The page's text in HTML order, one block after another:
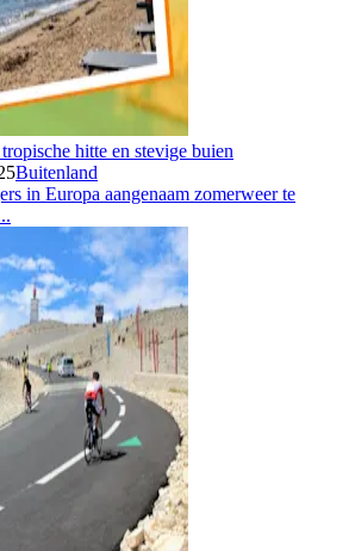
hitte en stevige buien
Buitenland
in Europa aangenaam zomerweer te